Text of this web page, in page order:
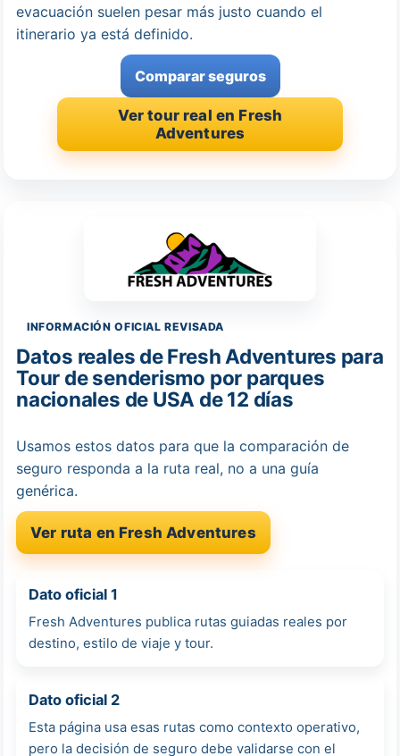
evacuación suelen pesar más justo cuando el
itinerario ya está definido.
Comparar seguros
Ver tour real en Fresh
Adventures
INFORMACIÓN OFICIAL REVISADA
Datos reales de Fresh Adventures para
Tour de senderismo por parques
nacionales de USA de 12 días
Usamos estos datos para que la comparación de
seguro responda a la ruta real, no a una guía
genérica.
Ver ruta en Fresh Adventures
Dato oficial 1
Fresh Adventures publica rutas guiadas reales por
destino, estilo de viaje y tour.
Dato oficial 2
Esta página usa esas rutas como contexto operativo,
pero la decisión de seguro debe validarse con el